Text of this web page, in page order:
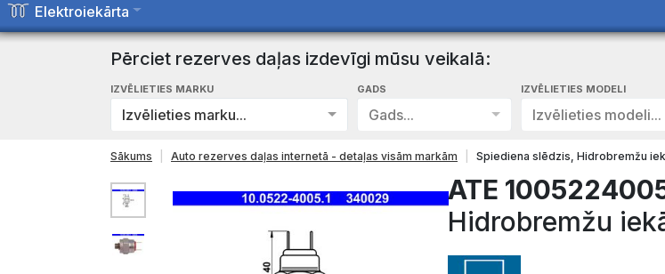
Elektroiekārta
Pērciet rezerves daļas izdevīgi mūsu veikalā:
IZVĒLIETIES MARKU
Izvēlieties marku...
GADS
Gads...
IZVĒLIETIES MODELI
Izvēlieties modeli...
Sākums Auto rezerves daļas internetā - detaļas visām markām Spiediena slēdzis, Hidrobremžu
ATE
Hidrobremžu